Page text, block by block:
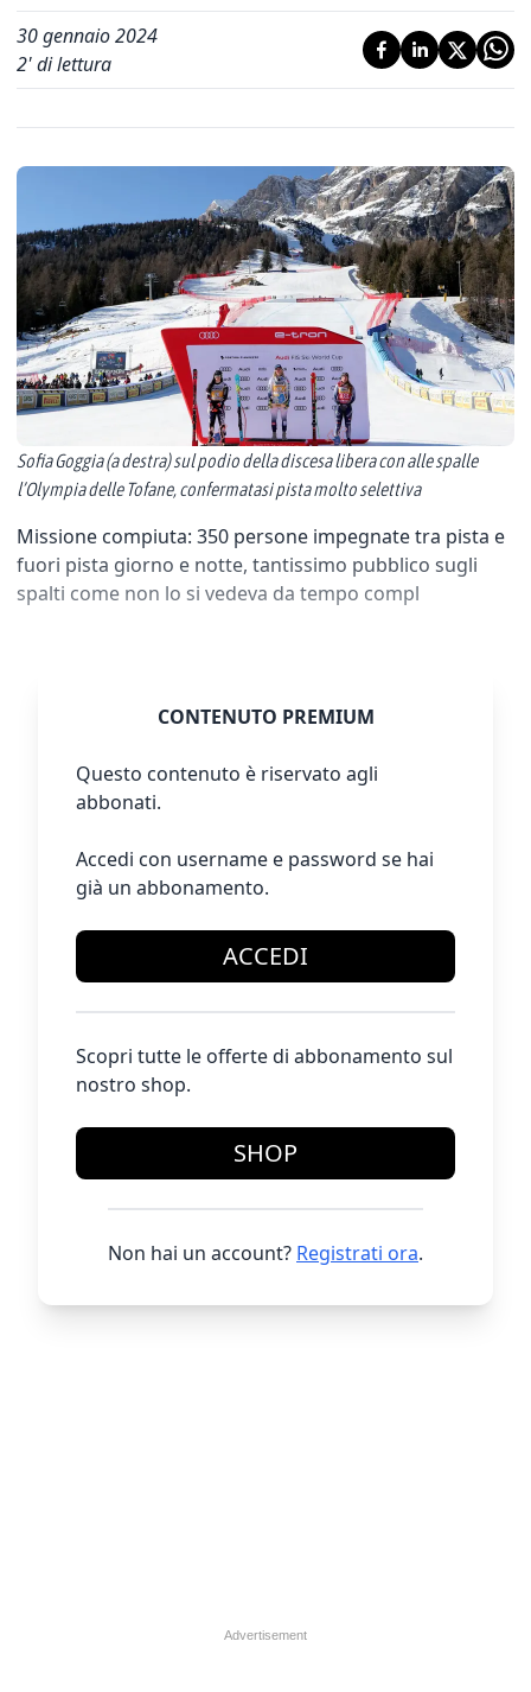
30 gennaio 2024
2' di lettura
Sofia Goggia (a destra) sul podio della discesa libera con alle spalle
l’Olympia delle Tofane, confermatasi pista molto selettiva
Missione compiuta: 350 persone impegnate tra pista e
fuori pista giorno e notte, tantissimo pubblico sugli
spalti come non lo si vedeva da tempo compl
CONTENUTO PREMIUM
Questo contenuto è riservato agli
abbonati.
Accedi con username e password se hai
già un abbonamento.
ACCEDI
Scopri tutte le offerte di abbonamento sul
nostro shop.
SHOP
Non hai un account? Registrati ora.